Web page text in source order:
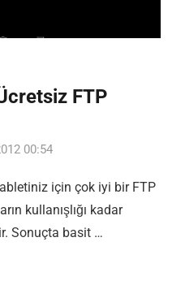
FTP
00:54
için çok iyi bir FTP
kullanışlığı kadar
Sonuçta basit …